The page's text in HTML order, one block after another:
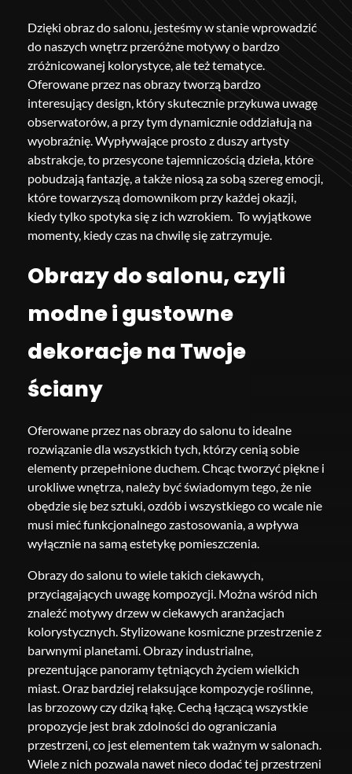
Dzięki obraz do salonu, jesteśmy w stanie wprowadzić
do naszych wnętrz przeróżne motywy o bardzo
zróżnicowanej kolorystyce, ale też tematyce.
Oferowane przez nas obrazy tworzą bardzo
interesujący design, który skutecznie przykuwa uwagę
obserwatorów, a przy tym dynamicznie oddziałują na
wyobraźnię. Wypływające prosto z duszy artysty
abstrakcje, to przesycone tajemniczością dzieła, które
pobudzają fantazję, a także niosą za sobą szereg emocji,
które towarzyszą domownikom przy każdej okazji,
kiedy tylko spotyka się z ich wzrokiem. To wyjątkowe
momenty, kiedy czas na chwilę się zatrzymuje.
Obrazy do salonu, czyli
modne i gustowne
dekoracje na Twoje
ściany
Oferowane przez nas obrazy do salonu to idealne
rozwiązanie dla wszystkich tych, którzy cenią sobie
elementy przepełnione duchem. Chcąc tworzyć piękne i
urokliwe wnętrza, należy być świadomym tego, że nie
obędzie się bez sztuki, ozdób i wszystkiego co wcale nie
musi mieć funkcjonalnego zastosowania, a wpływa
wyłącznie na samą estetykę pomieszczenia.
Obrazy do salonu to wiele takich ciekawych,
przyciągających uwagę kompozycji. Można wśród nich
znaleźć motywy drzew w ciekawych aranżacjach
kolorystycznych. Stylizowane kosmiczne przestrzenie z
barwnymi planetami. Obrazy industrialne,
prezentujące panoramy tętniących życiem wielkich
miast. Oraz bardziej relaksujące kompozycje roślinne,
las brzozowy czy dziką łąkę. Cechą łączącą wszystkie
propozycje jest brak zdolności do ograniczania
przestrzeni, co jest elementem tak ważnym w salonach.
Wiele z nich pozwala nawet nieco dodać tej przestrzeni